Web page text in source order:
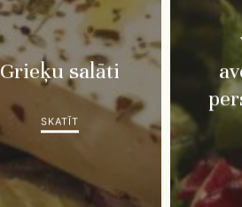
Grieķu salāti
SKATĪT